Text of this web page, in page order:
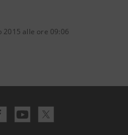
alle ore 09:06